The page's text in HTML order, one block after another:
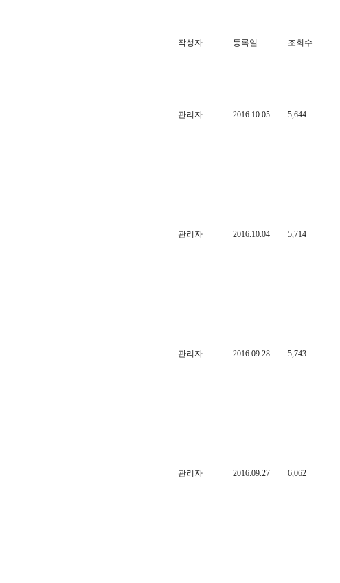
작성자 등록일 조회수
관리자 2016.10.05 5,644
관리자 2016.10.04 5,714
관리자 2016.09.28 5,743
관리자 2016.09.27 6,062